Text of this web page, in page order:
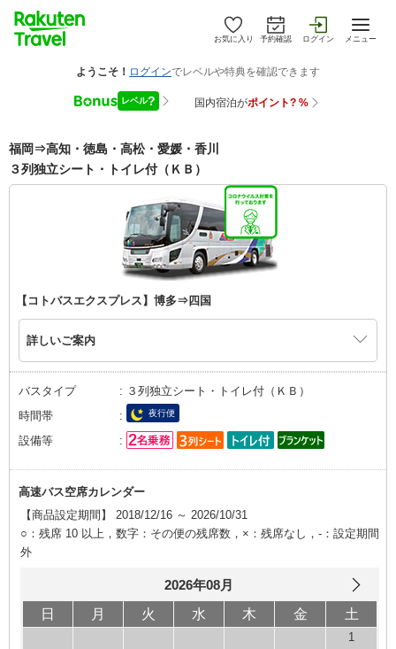
お気に入り 予約確認 ログイン メニュー
福岡⇒高知・徳島・高松・愛媛・香川
３列独立シート・トイレ付（ＫＢ）
【コトバスエクスプレス】博多⇒四国
詳しいご案内
バスタイプ
３列独立シート・トイレ付（ＫＢ）
時間帯
夜行便
設備等
高速バス空席カレンダー
【商品設定期間】 2018/12/16 ～ 2026/10/31
○：残席 10 以上，数字：その便の残席数，×：残席なし，-：設定期間
外
2026年08月
日
月 火 水 木 金 土
1